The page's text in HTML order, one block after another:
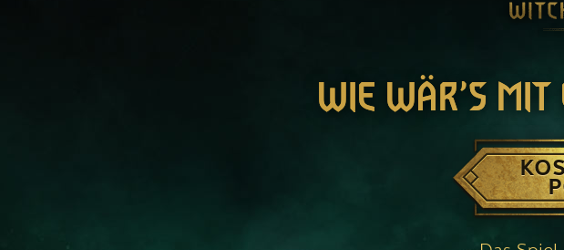
WIE WÄR’S MIT